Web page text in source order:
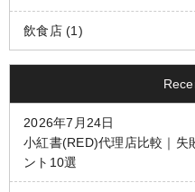
飲食店 (1)
2026年7月24日
小紅書(RED)代理店比較｜失
ント10選